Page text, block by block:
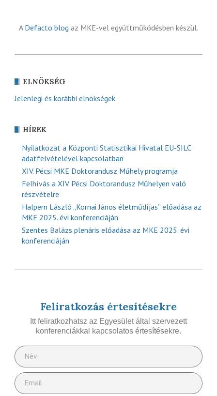
A Defacto blog az MKE-vel együttműködésben készül.
ELNÖKSÉG
Jelenlegi és korábbi elnökségek
HÍREK
Nyilatkozat a Központi Statisztikai Hivatal EU-SILC
adatfelvételével kapcsolatban
XIV. Pécsi MKE Doktorandusz Műhely programja
Felhívás a XIV. Pécsi Doktorandusz Műhelyen való
részvételre
Halpern László „Kornai János életműdíjas” előadása az
MKE 2025. évi konferenciáján
Szentes Balázs plenáris előadása az MKE 2025. évi
konferenciáján
Feliratkozás értesítésekre
Itt feliratkozhatsz az Egyesület által szervezett
konferenciákkal kapcsolatos értesítésekre.